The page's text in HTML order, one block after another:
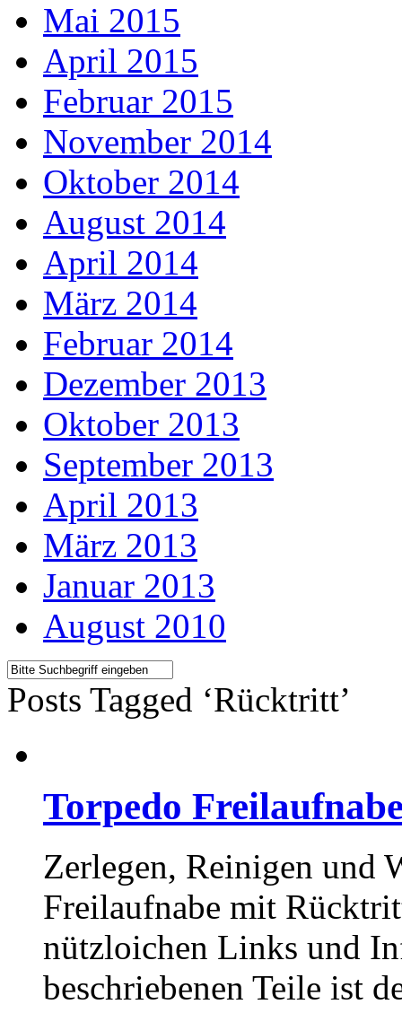
Mai 2015
April 2015
Februar 2015
November 2014
Oktober 2014
August 2014
April 2014
März 2014
Februar 2014
Dezember 2013
Oktober 2013
September 2013
April 2013
März 2013
Januar 2013
August 2010
Posts Tagged ‘Rücktritt’
Torpedo
Zerlegen, Reinigen und
Freilaufnabe mit
nützloichen Links und
beschriebenen Teile ist